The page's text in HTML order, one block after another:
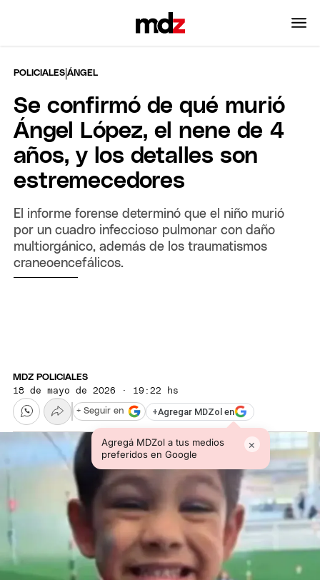
POLICIALES |ÁNGEL
Se confirmó de qué murió
Ángel López, el nene de 4
años, y los detalles son
estremecedores
El informe forense determinó que el niño murió
por un cuadro infeccioso pulmonar con daño
multiorgánico, además de los traumatismos
craneoencefálicos.
MDZ POLICIALES
18 de mayo de 2026 · 19:22 hs
+Agregar MDZol en
Agregá MDZol a tus medios
preferidos en Google
×
+ Seguir en